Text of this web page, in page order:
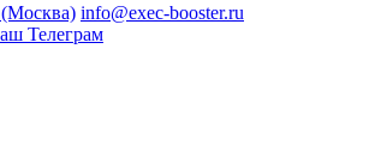
info@exec-booster.ru
Телеграм